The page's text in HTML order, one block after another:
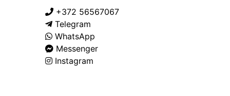
+372 56567067
Telegram
WhatsApp
Messenger
Instagram